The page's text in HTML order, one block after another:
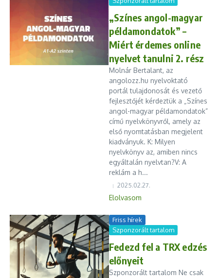
„Színes angol-magyar
példamondatok” –
Miért érdemes online
nyelvet tanulni 2. rész
Molnár Bertalant, az
angolozz.hu nyelvoktató
portál tulajdonosát és vezető
fejlesztőjét kérdeztük a „Színes
angol-magyar példamondatok”
című nyelvkönyvről, amely az
első nyomtatásban megjelent
kiadványuk. K: Milyen
nyelvkönyv az, amiben nincs
egyáltalán nyelvtan?V: A
reklám a h...
2025.02.27.
Elolvasom
Friss hírek
Szponzorált tartalom
Fedezd fel a TRX edzés
előnyeit
Szponzorált tartalom Ne csak